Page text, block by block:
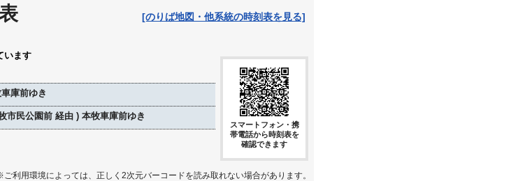
[のりば地図・他系統の時刻表を見る]
います
庫前ゆき
市民公園前 経由 ) 本牧車庫前ゆき
スマートフォン・携
帯電話から時刻表を
確認できます
利用環境によっては、正しく2次元バーコードを読み取れない場合があります。